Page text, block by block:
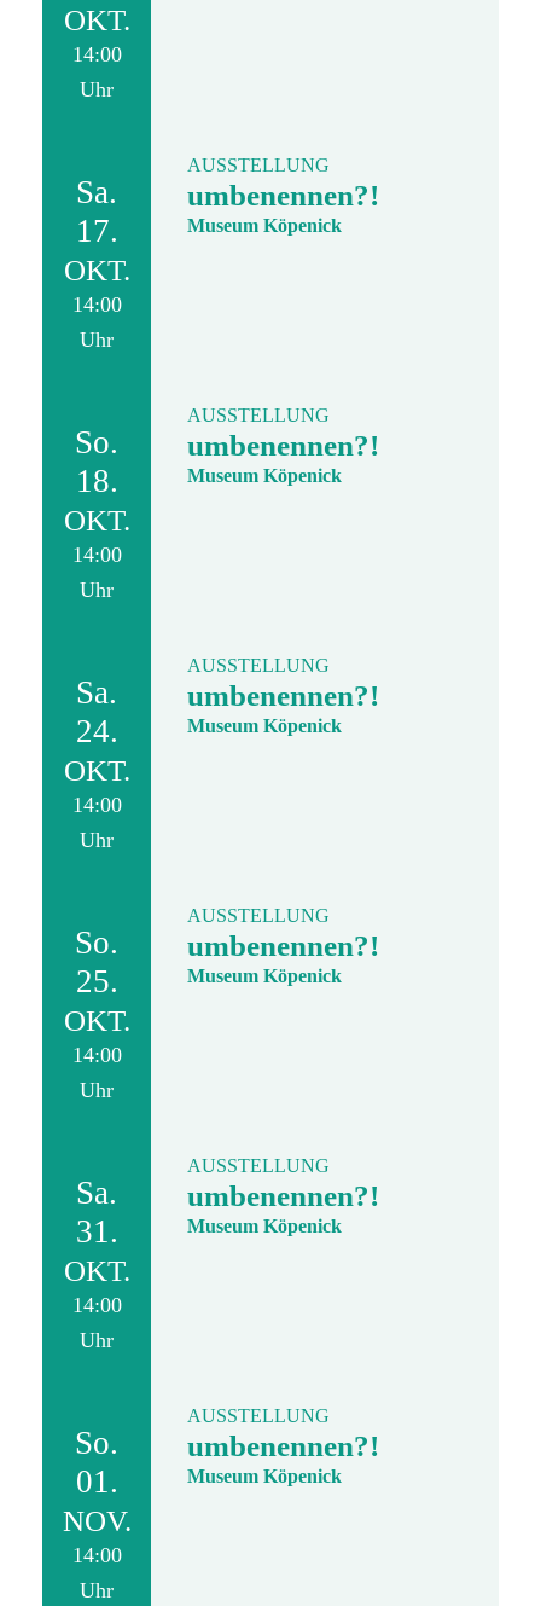
OKT.
14:00
Uhr
Sa.
17.
OKT.
14:00
Uhr
AUSSTELLUNG
umbenennen?!
Museum Köpenick
So.
18.
OKT.
14:00
Uhr
AUSSTELLUNG
umbenennen?!
Museum Köpenick
Sa.
24.
OKT.
14:00
Uhr
AUSSTELLUNG
umbenennen?!
Museum Köpenick
So.
25.
OKT.
14:00
Uhr
AUSSTELLUNG
umbenennen?!
Museum Köpenick
Sa.
31.
OKT.
14:00
Uhr
AUSSTELLUNG
umbenennen?!
Museum Köpenick
So.
01.
NOV.
14:00
Uhr
AUSSTELLUNG
umbenennen?!
Museum Köpenick